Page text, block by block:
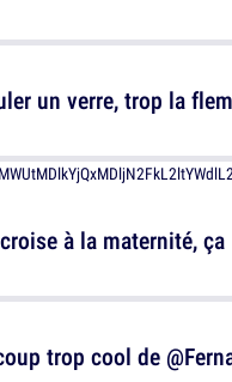
un verre, trop la
trop cool de
à la maternité,